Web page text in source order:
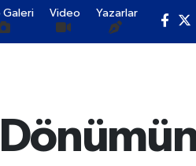
Galeri Video Yazarlar